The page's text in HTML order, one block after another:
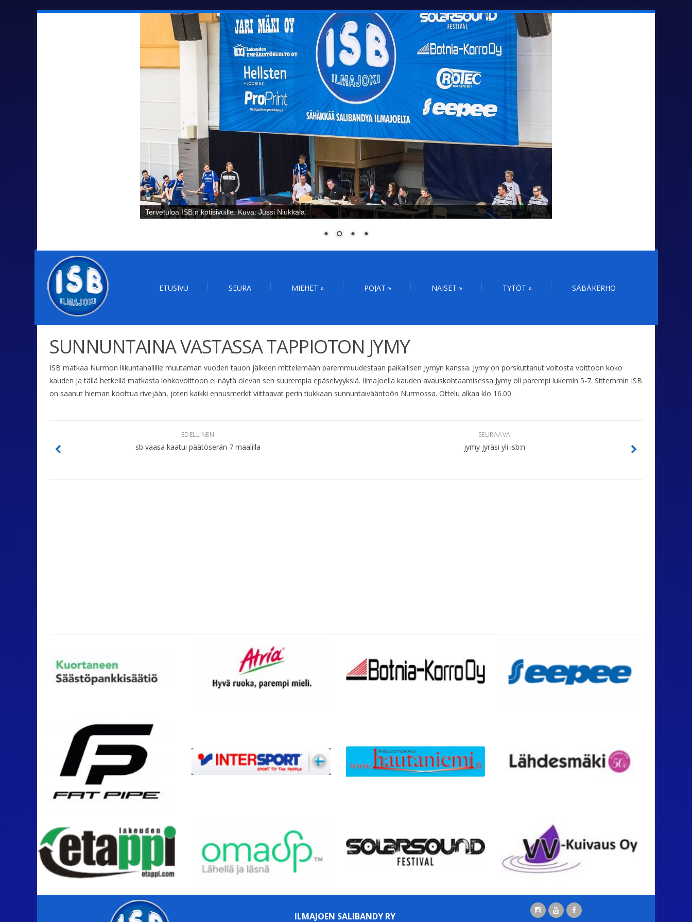
Sähäkkää salibandya Ilmajoelta! Kuva: Jussi Niukkala
ETUSIVU SEURA MIEHET » POJAT » NAISET » TYTÖT » SÄBÄKERHO
SUNNUNTAINA VASTASSA TAPPIOTON JYMY
ISB matkaa Nurmon liikuntahallille muutaman vuoden tauon jälkeen mittelemään paremmuudestaan paikallisen Jymyn kanssa. Jymy on porskuttanut voitosta voittoon koko
kauden ja tällä hetkellä matkasta lohkovoittoon ei näytä olevan sen suurempia epäselvyyksiä. Ilmajoella kauden avauskohtaamisessa Jymy oli parempi lukemin 5-7. Sittemmin ISB
on saanut hieman koottua rivejään, joten kaikki ennusmerkit viittaavat perin tiukkaan sunnuntaivääntöön Nurmossa. Ottelu alkaa klo 16.00.
SEURAAVA
jymy jyräsi yli isb:n
EDELLINEN
sb vaasa kaatui päätöserän 7 maalilla
ILMAJOEN SALIBANDY RY